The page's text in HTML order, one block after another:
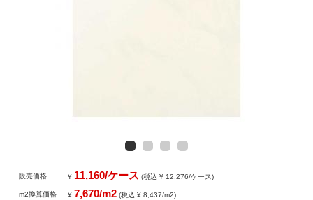
販売価格 ¥ 11,160/ケース (税込 ¥ 12,276/ケース)
m2換算価格 ¥ 7,670/m2 (税込 ¥ 8,437/m2)